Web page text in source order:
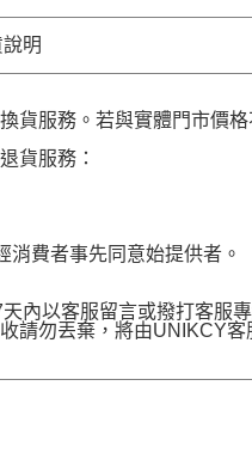
明
貨服務。若與實體門市價
貨服務：
費者事先同意始提供者。
內以客服留言或撥打客服
請勿丟棄，將由UNIKCY